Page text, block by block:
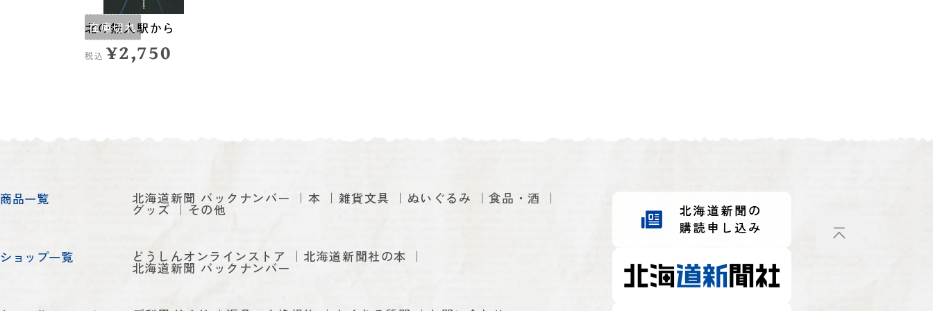
在庫切れ
北の無人駅から
税込 ¥2,750
商品一覧 北海道新聞 バックナンバー 本 雑貨文具 ぬいぐるみ 食品・酒
グッズ その他
ショップ一覧 どうしんオンラインストア 北海道新聞社の本
北海道新聞 バックナンバー